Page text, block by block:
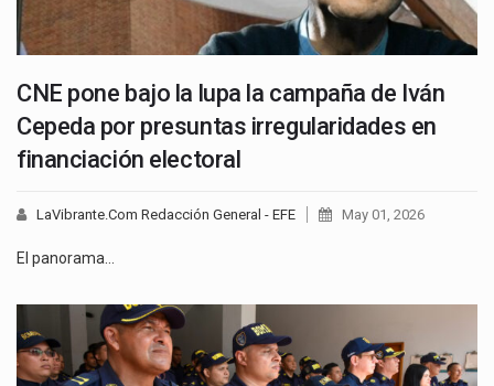
CNE pone bajo la lupa la campaña de Iván
Cepeda por presuntas irregularidades en
financiación electoral
LaVibrante.Com Redacción General - EFE May 01, 2026
El panorama…